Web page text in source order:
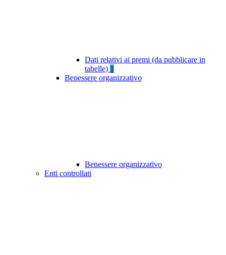
Dati relativi ai premi (da pubblicare in
tabelle) 1
Benessere organizzativo
Benessere organizzativo
Enti controllati